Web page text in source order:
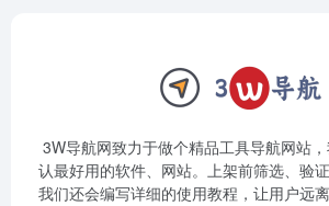
3W导航网致力于做个精品工具导航网站
认最好用的软件、网站。上架前筛选、验
我们还会编写详细的使用教程，让用户远